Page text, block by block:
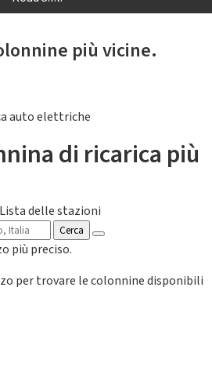
più vicine.
auto elettriche
di ricarica più
Lista delle stazioni
Cerca
più preciso.
per trovare le colonnine disponibili